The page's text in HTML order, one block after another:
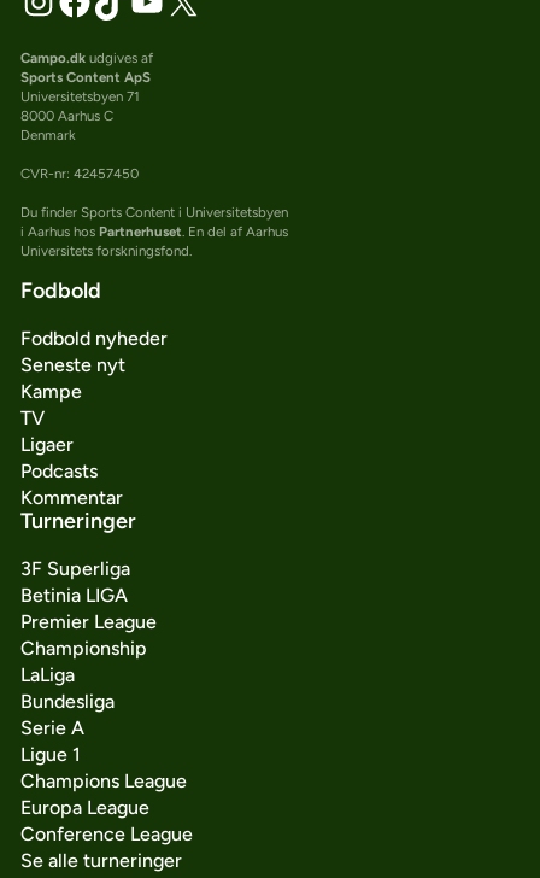
Campo.dkudgives af
Sports Content ApS
Universitetsbyen 71
8000 Aarhus C
Denmark
CVR-nr: 42457450
Du finder Sports Content i Universitetsbyen
i Aarhus hos Partnerhuset. En del af Aarhus
Universitets forskningsfond.
Fodbold
Fodbold nyheder
Seneste nyt
Kampe
TV
Ligaer
Podcasts
Kommentar
Turneringer
3F Superliga
Betinia LIGA
Premier League
Championship
LaLiga
Bundesliga
Serie A
Ligue 1
Champions League
Europa League
Conference League
Se alle turneringer